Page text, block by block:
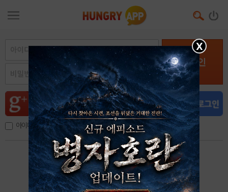
로그인
아이디, 이메일 저장
아이디 / 비밀번호 찾기 회원가입
X